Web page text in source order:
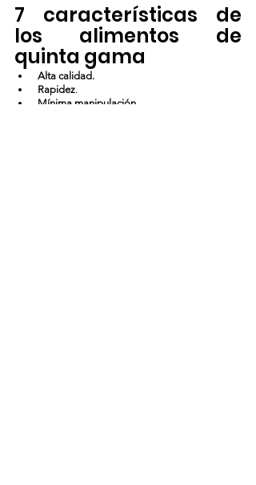
7 características de
los alimentos de
quinta gama
Alta calidad.
Rapidez.
Mínima manipulación.